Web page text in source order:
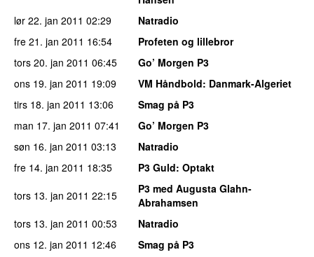
lør 22. jan 2011 02:29
Natradio
fre 21. jan 2011 16:54
Profeten og lillebror
tors 20. jan 2011 06:45
Go’ Morgen P3
ons 19. jan 2011 19:09 VM Håndbold: Danmark-Algeriet
tirs 18. jan 2011 13:06
Smag på P3
man 17. jan 2011 07:41
Go’ Morgen P3
søn 16. jan 2011 03:13
Natradio
fre 14. jan 2011 18:35 P3 Guld: Optakt
tors 13. jan 2011 22:15
P3 med Augusta Glahn-
Abrahamsen
tors 13. jan 2011 00:53
Natradio
ons 12. jan 2011 12:46
Smag på P3